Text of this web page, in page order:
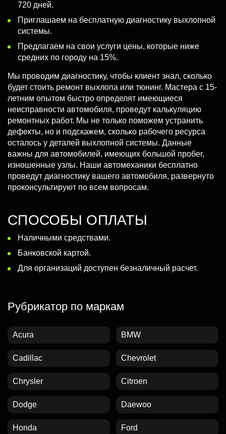
720 дней.
Приглашаем на бесплатную диагностику выхлопной
системы.
Предлагаем на свои услуги цены, которые ниже
средних по городу на 15%.
Мы проводим диагностику, чтобы клиент знал, сколько
будет стоить ремонт выхлопа или тюнинг. Мастера с 15-
летним опытом быстро определят имеющиеся
неисправности автомобиля, проведут калькуляцию
ремонтных работ. Мы не только поможем устранить
дефекты, но и подскажем, сколько рабочего ресурса
осталось у деталей выхлопной системы. Данные
важны для автомобилей, имеющих большой пробег,
изношенные узлы. Наши автомеханики бесплатно
проведут диагностику вашего автомобиля, развернуто
проконсультируют по всем вопросам.
СПОСОБЫ ОПЛАТЫ
Наличными средствами.
Банковской картой.
Для организаций доступен безналичный расчет.
Рубрикатор по маркам
Acura BMW
Cadillac Chevrolet
Chrysler Citroen
Dodge Daewoo
Honda Ford